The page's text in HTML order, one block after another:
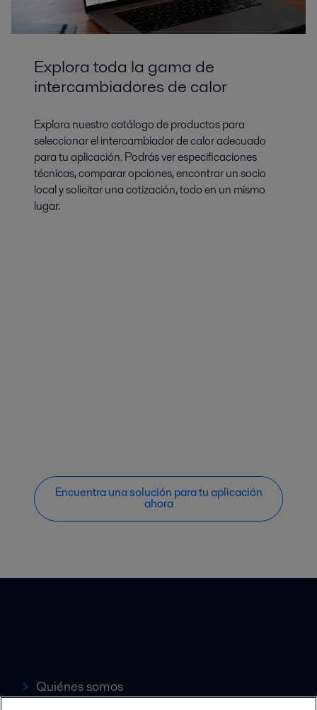
Explora toda la gama de
intercambiadores de calor
Explora nuestro catálogo de productos para
seleccionar el intercambiador de calor adecuado
para tu aplicación. Podrás ver especificaciones
técnicas, comparar opciones, encontrar un socio
local y solicitar una cotización, todo en un mismo
lugar.
Encuentra una solución para tu aplicación
ahora
Quiénes somos